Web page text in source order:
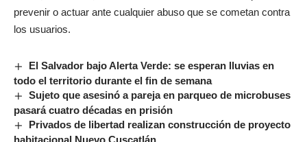
prevenir o actuar ante cualquier abuso que se cometan contra
los usuarios.
El Salvador bajo Alerta Verde: se esperan lluvias en
todo el territorio durante el fin de semana
Sujeto que asesinó a pareja en parqueo de microbuses
pasará cuatro décadas en prisión
Privados de libertad realizan construcción de proyecto
habitacional Nuevo Cuscatlán